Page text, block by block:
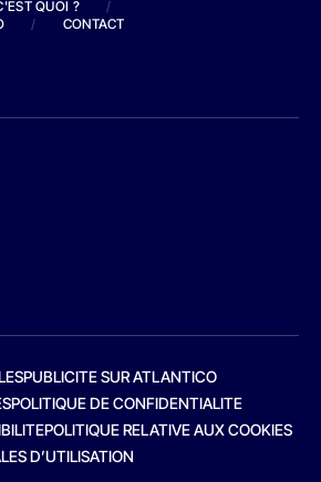
QUOI ?
/
/ CONTACT
PUBLICITE SUR ATLANTICO
POLITIQUE DE CONFIDENTIALITE
POLITIQUE RELATIVE AUX COOKIES
D’UTILISATION